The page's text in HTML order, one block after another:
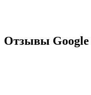
Отзывы Google